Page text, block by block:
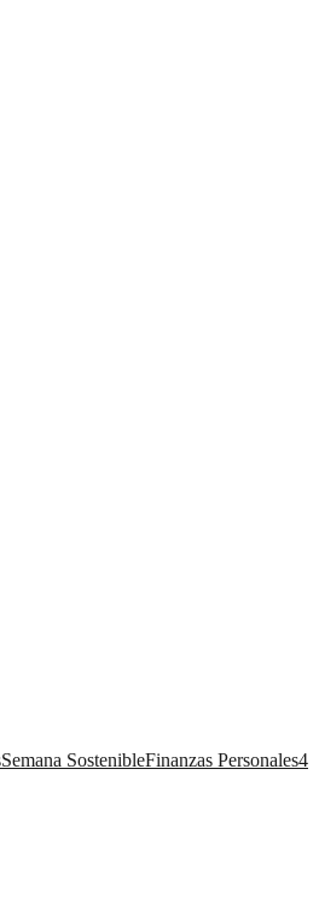
Semana SostenibleFinanzas Personales4